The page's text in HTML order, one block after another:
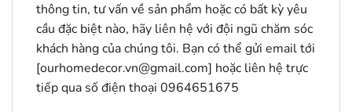
thông tin, tư vấn về sản phẩm hoặc có bất kỳ yêu
cầu đặc biệt nào, hãy liên hệ với đội ngũ chăm sóc
khách hàng của chúng tôi. Bạn có thể gửi email tới
[ourhomedecor.vn@gmail.com] hoặc liên hệ trực
tiếp qua số điện thoại 0964651675